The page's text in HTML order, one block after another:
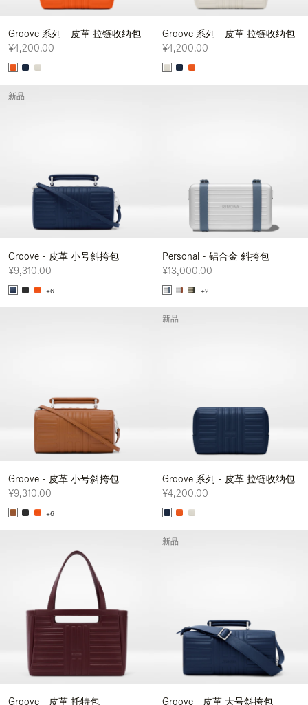
Groove 系列 - 皮革 拉链收纳包
¥4,200.00
Groove 系列 - 皮革 拉链收纳包
¥4,200.00
Groove - 皮革 小号斜挎包
¥9,310.00
+6
新品
Personal - 铝合金 斜挎包
¥13,000.00
+2
Groove - 皮革 小号斜挎包
¥9,310.00
+6
Groove 系列 - 皮革 拉链收纳包
¥4,200.00
新品
Groove - 皮革 托特包 Groove - 皮革 大号斜挎包
新品